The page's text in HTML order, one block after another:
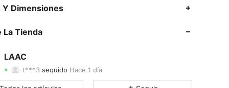
Y Dimensiones
La Tienda
LAAC
4.30
4.30
t***3 seguido Hace 1 día
4.30 Calificación 29Artículos